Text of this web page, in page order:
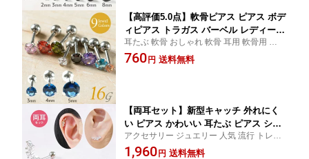
【高評価5.0点】軟骨ピアス ピアス ボデ
ィピアス トラガス バーベル レディース
メンズ 金属アレルギー対応 医療用 サー
ジカルステンレス 16g 小さい 極小 urk
耳たぶ 軟骨 おしゃれ 軟骨 耳用 軟骨用 イヤ
ーロブ シンプルで着けるシーンを選ばな
い！複数着けてもかわいい♪
760円 送料無料
【両耳セット】新型キャッチ 外れにく
い ピアス かわいい 耳たぶ ピアス シル
バー ゴールド ピンクゴールド サージカ
ルステンレス 金属アレルギー対応 ジュ
アクセサリー ジュエリー 人気 流行 トレン
ド おしゃれ ブランド 女性 かわいい シンプ
1,960円 送料無料